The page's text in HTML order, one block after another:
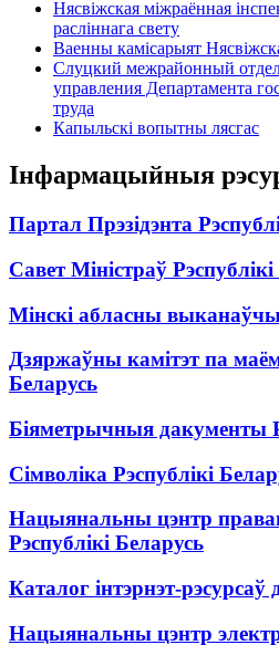
Нясвіжская міжраённая
расліннага свету
Ваенны камісарыят
Слуцкий межрайонный
управления Департамента
труда
Капыльскі вопытны лясгас
Інфармацыйныя
Партал Прэзідэнта
Савет Міністраў
Мінскі абласны выканаўчы
Дзяржаўны камітэт па
Беларусь
Біяметрычныя дакументы
Сімволіка Рэспублікі
Нацыянальны цэнтр
Рэспублікі Беларусь
Каталог інтэрнэт-
Нацыянальны цэнтр